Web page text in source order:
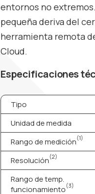
entornos no
pequeña deriva del
herramienta remota
Cloud.
Especificaciones
Tipo
Unidad de medida
Rango de medición(1)
Resolución(2)
Rango de temp.
funcionamiento(3)